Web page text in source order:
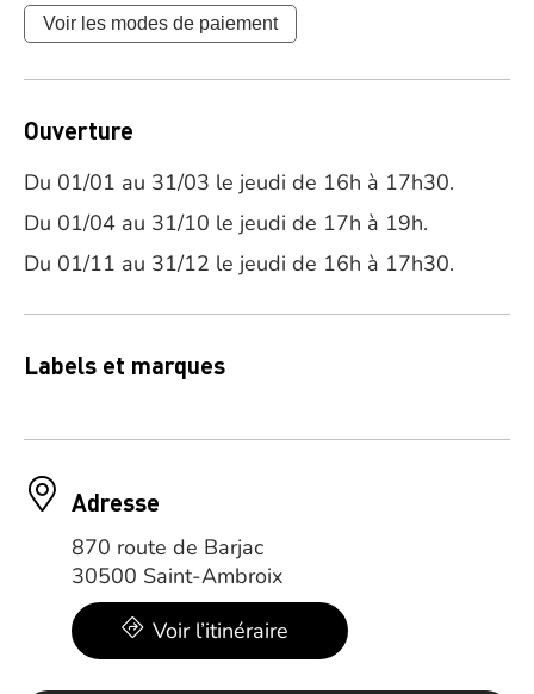
Voir les modes de paiement
Ouverture
Du 01/01 au 31/03 le jeudi de 16h à 17h30.
Du 01/04 au 31/10 le jeudi de 17h à 19h.
Du 01/11 au 31/12 le jeudi de 16h à 17h30.
Labels et marques
Adresse
870 route de Barjac
30500 Saint-Ambroix
Voir l’itinéraire